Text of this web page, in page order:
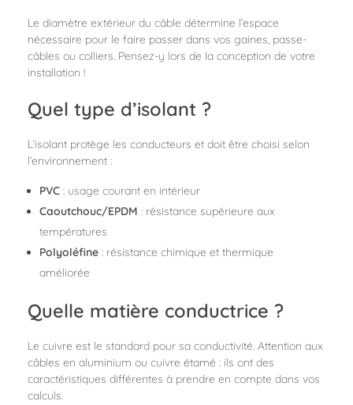
Le diamètre extérieur du câble détermine l’espace
nécessaire pour le faire passer dans vos gaines, passe-
câbles ou colliers. Pensez-y lors de la conception de votre
installation !
Quel type d’isolant ?
L’isolant protège les conducteurs et doit être choisi selon
l’environnement :
PVC : usage courant en intérieur
Caoutchouc/EPDM : résistance supérieure aux
températures
Polyoléfine : résistance chimique et thermique
améliorée
Quelle matière conductrice ?
Le cuivre est le standard pour sa conductivité. Attention aux
câbles en aluminium ou cuivre étamé : ils ont des
caractéristiques différentes à prendre en compte dans vos
calculs.